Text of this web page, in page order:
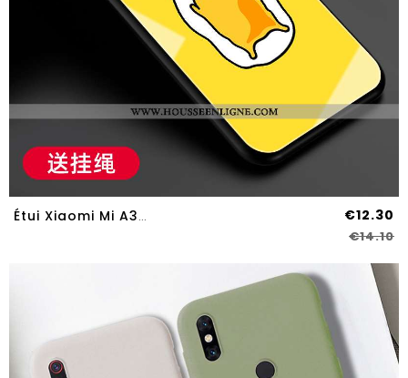
Étui Xiaomi Mi A3 Protection Verre Silicone Petit Incassable Tendance Difficile Jaune €12.30
€14.10